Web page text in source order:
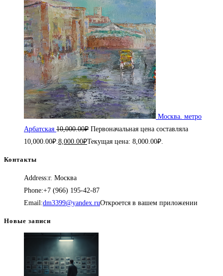
Москва. метро
Арбатская 10,000.00₽ Первоначальная цена составляла
10,000.00₽.8,000.00₽Текущая цена: 8,000.00₽.
Контакты
Address:г. Москва
Phone:+7 (966) 195-42-87
Email:dm3399@yandex.ruОткроется в вашем приложении
Новые записи